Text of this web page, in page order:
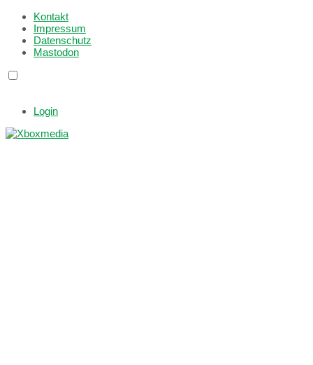
Kontakt
Impressum
Datenschutz
Mastodon
Login